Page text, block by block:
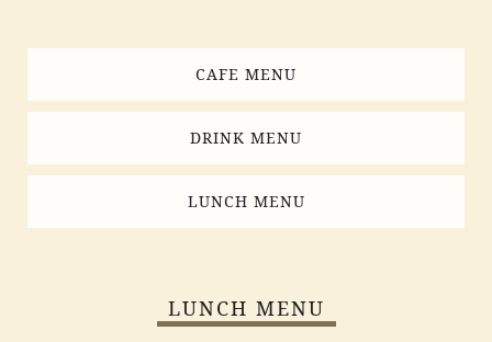
CAFE MENU
DRINK MENU
LUNCH MENU
LUNCH MENU